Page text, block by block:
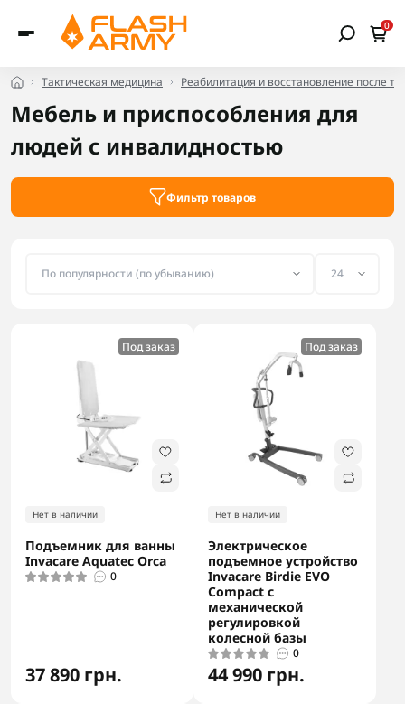
0
Тактическая медицина Реабилитация и восстановление после
Мебель и приспособления для
людей с инвалидностью
Фильтр товаров
Под заказ
Нет в наличии
Подъемник для ванны
Invacare Aquatec Orca
0
37 890 грн.
Под заказ
Нет в наличии
Электрическое
подъемное устройство
Invacare Birdie EVO
Compact с
механической
регулировкой
колесной базы
0
44 990 грн.